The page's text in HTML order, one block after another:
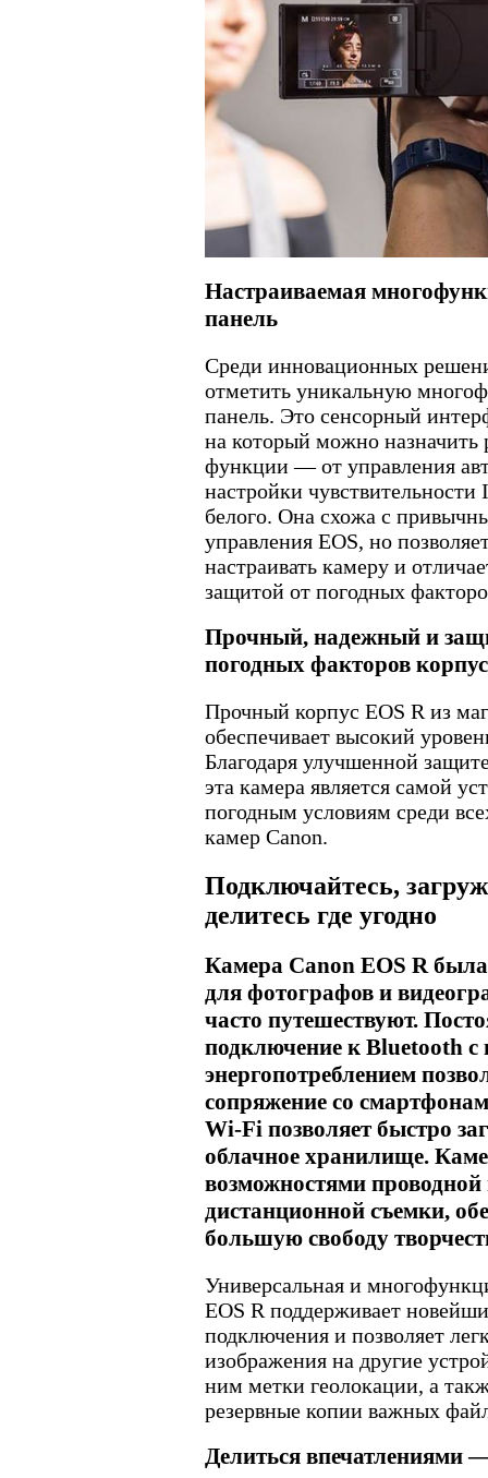
Настраиваемая
панель
Среди инновационных
отметить уникальную
панель. Это сенсорный
на который можно назначить
функции — от управления
настройки чувствительности
белого. Она схожа с
управления EOS, но
настраивать камеру и
защитой от погодных
Прочный, надежный и
погодных факторов корпус
Прочный корпус EOS R из
обеспечивает высокий
Благодаря улучшенной
эта камера является самой
погодным условиям среди
камер Canon.
Подключайтесь,
делитесь где угодно
Камера Canon EOS R
для фотографов и
часто путешествуют.
подключение к Bluetooth с
энергопотреблением
сопряжение со
Wi-Fi позволяет быстро
облачное хранилище.
возможностями проводной
дистанционной съемки,
большую свободу
Универсальная и
EOS R поддерживает
подключения и позволяет
изображения на другие
ним метки геолокации, а
резервные копии важных
Делиться впечатлениями